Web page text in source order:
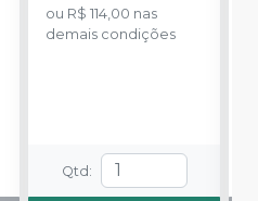
ou R$ 114,00 nas
demais condições
Qtd :